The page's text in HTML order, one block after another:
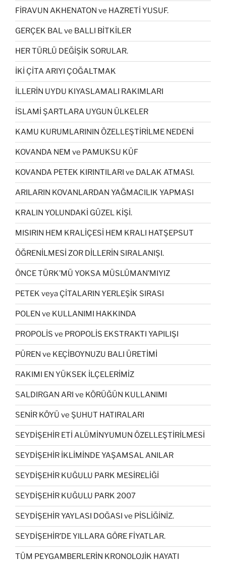
FİRAVUN AKHENATON ve HAZRETİ YUSUF.
GERÇEK BAL ve BALLI BİTKİLER
HER TÜRLÜ DEĞİŞİK SORULAR.
İKİ ÇİTA ARIYI ÇOĞALTMAK
İLLERİN UYDU KIYASLAMALI RAKIMLARI
İSLAMİ ŞARTLARA UYGUN ÜLKELER
KAMU KURUMLARININ ÖZELLEŞTİRİLME NEDENİ
KOVANDA NEM ve PAMUKSU KÜF
KOVANDA PETEK KIRINTILARI ve DALAK ATMASI.
ARILARIN KOVANLARDAN YAĞMACILIK YAPMASI
KRALIN YOLUNDAKİ GÜZEL KİŞİ.
MISIRIN HEM KRALİÇESİ HEM KRALI HATŞEPSUT
ÖĞRENİLMESİ ZOR DİLLERİN SIRALANIŞI.
ÖNCE TÜRK’MÜ YOKSA MÜSLÜMAN’MIYIZ
PETEK veya ÇİTALARIN YERLEŞİK SIRASI
POLEN ve KULLANIMI HAKKINDA
PROPOLİS ve PROPOLİS EKSTRAKTI YAPILIŞI
PÜREN ve KEÇİBOYNUZU BALI ÜRETİMİ
RAKIMI EN YÜKSEK İLÇELERİMİZ
SALDIRGAN ARI ve KÖRÜĞÜN KULLANIMI
SENİR KÖYÜ ve ŞUHUT HATIRALARI
SEYDİŞEHİR ETİ ALÜMİNYUMUN ÖZELLEŞTİRİLMESİ
SEYDİŞEHİR İKLİMİNDE YAŞAMSAL ANILAR
SEYDİŞEHİR KUĞULU PARK MESİRELİĞİ
SEYDİŞEHİR KUĞULU PARK 2007
SEYDİŞEHİR YAYLASI DOĞASI ve PİSLİĞİNİZ.
SEYDİŞEHİR’DE YILLARA GÖRE FİYATLAR.
TÜM PEYGAMBERLERİN KRONOLOJİK HAYATI